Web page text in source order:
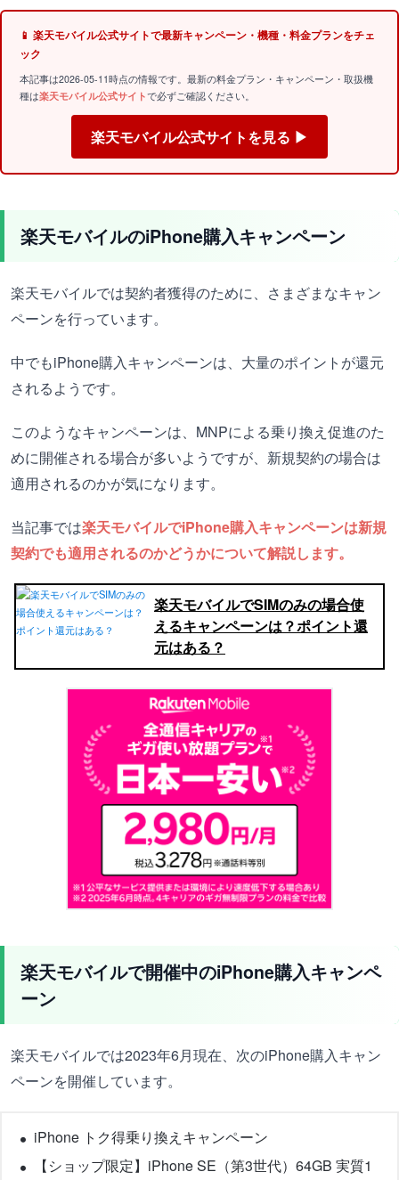
📱 楽天モバイル公式サイトで最新キャンペーン・機種・料金プランをチェ
ック
本記事は2026-05-11時点の情報です。最新の料金プラン・キャンペーン・取扱機
種は楽天モバイル公式サイトで必ずご確認ください。
楽天モバイル公式サイトを見る ▶
楽天モバイルのiPhone購入キャンペーン
楽天モバイルでは契約者獲得のために、さまざまなキャン
ペーンを行っています。
中でもiPhone購入キャンペーンは、大量のポイントが還元
されるようです。
このようなキャンペーンは、MNPによる乗り換え促進のた
めに開催される場合が多いようですが、新規契約の場合は
適用されるのかが気になります。
当記事では楽天モバイルでiPhone購入キャンペーンは新規
契約でも適用されるのかどうかについて解説します。
楽天モバイルでSIMのみの場合使
えるキャンペーンは？ポイント還
元はある？
楽天モバイルで開催中のiPhone購入キャンペ
ーン
楽天モバイルでは2023年6月現在、次のiPhone購入キャン
ペーンを開催しています。
iPhone トク得乗り換えキャンペーン
【ショップ限定】iPhone SE（第3世代）64GB 実質1